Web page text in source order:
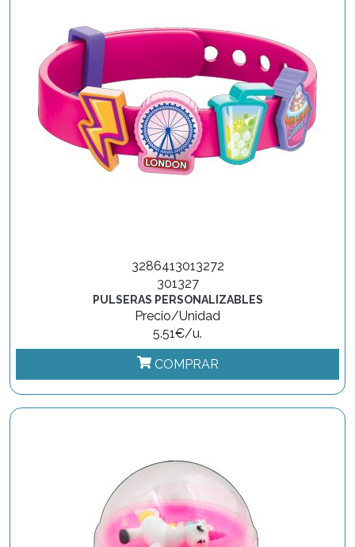
3286413013272
301327
PULSERAS PERSONALIZABLES
Precio/Unidad
5.51€/u.
COMPRAR